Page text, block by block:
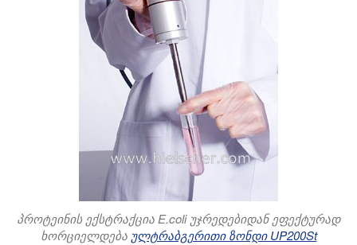
პროტეინის ექსტრაქცია E.coli უჯრედებიდან ეფექტურად
ხორციელდება ულტრაბგერითი ზონდი UP200St